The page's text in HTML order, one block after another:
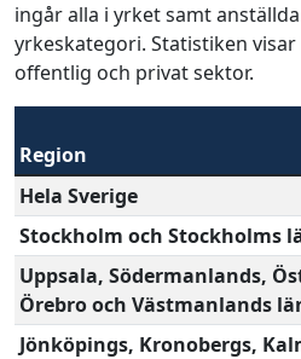
ingår alla i yrket samt
yrkeskategori. Statistiken
offentlig och privat sektor.
Region
Hela Sverige
Stockholm och Stockholms
Uppsala, Södermanlands,
Örebro och Västmanlands
Jönköpings, Kronobergs,